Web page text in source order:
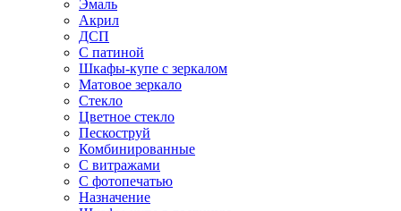
Эмаль
Акрил
ДСП
С патиной
Шкафы-купе с зеркалом
Матовое зеркало
Стекло
Цветное стекло
Пескоструй
Комбинированные
С витражами
С фотопечатью
Назначение